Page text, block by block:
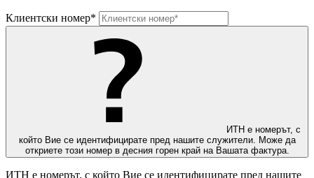
Клиентски номер*
ИТН е номерът, с
който Вие се идентифицирате пред нашите служители. Може да
откриете този номер в десния горен край на Вашата фактура.
ИТН е номерът, с който Вие се идентифицирате пред нашите